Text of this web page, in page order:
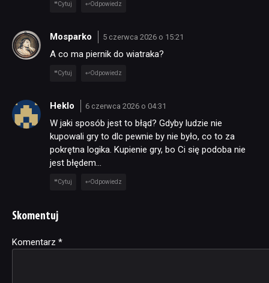
Cytuj Odpowiedz
Mosparko 5 czerwca 2026 o 15:21
A co ma piernik do wiatraka?
Cytuj Odpowiedz
Heklo 6 czerwca 2026 o 04:31
W jaki sposób jest to błąd? Gdyby ludzie nie
kupowali gry to dlc pewnie by nie było, co to za
pokrętna logika. Kupienie gry, bo Ci się podoba nie
jest błędem…
Cytuj Odpowiedz
Skomentuj
Komentarz *
Alternative: